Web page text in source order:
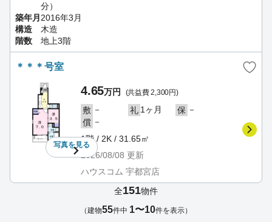
分）
築年月 2016年3月
構造
木造
階数
地上3階
＊＊＊号室
写真を見る
4.65万円 (共益費 2,300円)
敷 － 礼 1ヶ月 保 －
償 －
1階 / 2K / 31.65㎡
2026/08/08 更新
ハウスコム 宇都宮店
全151物件
（建物55件中 1〜10件を表示）